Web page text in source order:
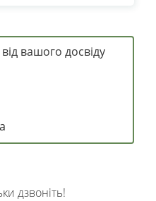
вашого досвіду
дзвоніть!